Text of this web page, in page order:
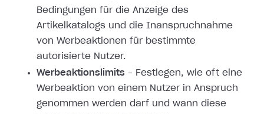
Bedingungen für die Anzeige des
Artikelkatalogs und die Inanspruchnahme
von Werbeaktionen für bestimmte
autorisierte Nutzer.
Werbeaktionslimits – Festlegen, wie oft eine
Werbeaktion von einem Nutzer in Anspruch
genommen werden darf und wann diese